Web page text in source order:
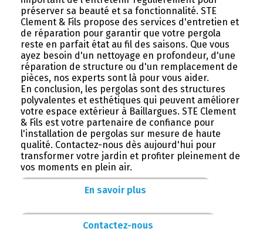
préserver sa beauté et sa fonctionnalité. STE
Clement & Fils propose des services d'entretien et
de réparation pour garantir que votre pergola
reste en parfait état au fil des saisons. Que vous
ayez besoin d'un nettoyage en profondeur, d'une
réparation de structure ou d'un remplacement de
pièces, nos experts sont là pour vous aider.
En conclusion, les pergolas sont des structures
polyvalentes et esthétiques qui peuvent améliorer
votre espace extérieur à Baillargues. STE Clement
& Fils est votre partenaire de confiance pour
l'installation de pergolas sur mesure de haute
qualité. Contactez-nous dès aujourd'hui pour
transformer votre jardin et profiter pleinement de
vos moments en plein air.
En savoir plus
Contactez-nous